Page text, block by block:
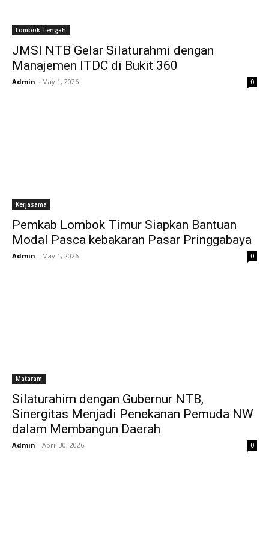
Lombok Tengah
JMSI NTB Gelar Silaturahmi dengan
Manajemen ITDC di Bukit 360
Admin - May 1, 2026 0
Kerjasama
Pemkab Lombok Timur Siapkan Bantuan
Modal Pasca kebakaran Pasar Pringgabaya
Admin - May 1, 2026 0
Mataram
Silaturahim dengan Gubernur NTB,
Sinergitas Menjadi Penekanan Pemuda NW
dalam Membangun Daerah
Admin - April 30, 2026 0